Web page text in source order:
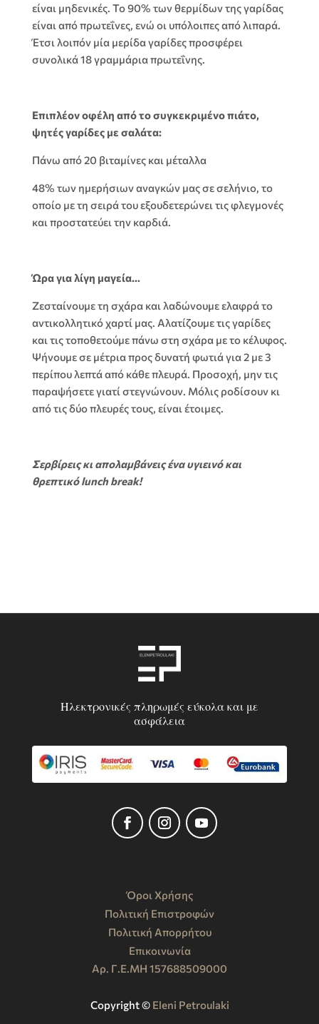
είναι μηδενικές. Το 90% των θερμίδων της γαρίδας
είναι από πρωτεΐνες, ενώ οι υπόλοιπες από λιπαρά.
Έτσι λοιπόν μία μερίδα γαρίδες προσφέρει
συνολικά 18 γραμμάρια πρωτεΐνης.
Επιπλέον οφέλη από το συγκεκριμένο πιάτο,
ψητές γαρίδες με σαλάτα:
Πάνω από 20 βιταμίνες και μέταλλα
48% των ημερήσιων αναγκών μας σε σελήνιο, το
οποίο με τη σειρά του εξουδετερώνει τις φλεγμονές
και προστατεύει την καρδιά.
Ώρα για λίγη μαγεία…
Ζεσταίνουμε τη σχάρα και λαδώνουμε ελαφρά το
αντικολλητικό χαρτί μας. Αλατίζουμε τις γαρίδες
και τις τοποθετούμε πάνω στη σχάρα με το κέλυφος.
Ψήνουμε σε μέτρια προς δυνατή φωτιά για 2 με 3
περίπου λεπτά από κάθε πλευρά. Προσοχή, μην τις
παραψήσετε γιατί στεγνώνουν. Μόλις ροδίσουν κι
από τις δύο πλευρές τους, είναι έτοιμες.
Σερβίρεις κι απολαμβάνεις ένα υγιεινό και
θρεπτικό lunch break!
Ηλεκτρονικές πληρωμές εύκολα και με
ασφάλεια
Όροι Χρήσης
Πολιτική Επιστροφών
Πολιτική Απορρήτου
Επικοινωνία
Αρ. Γ.Ε.ΜΗ 157688509000
Copyright ©️ Eleni Petroulaki